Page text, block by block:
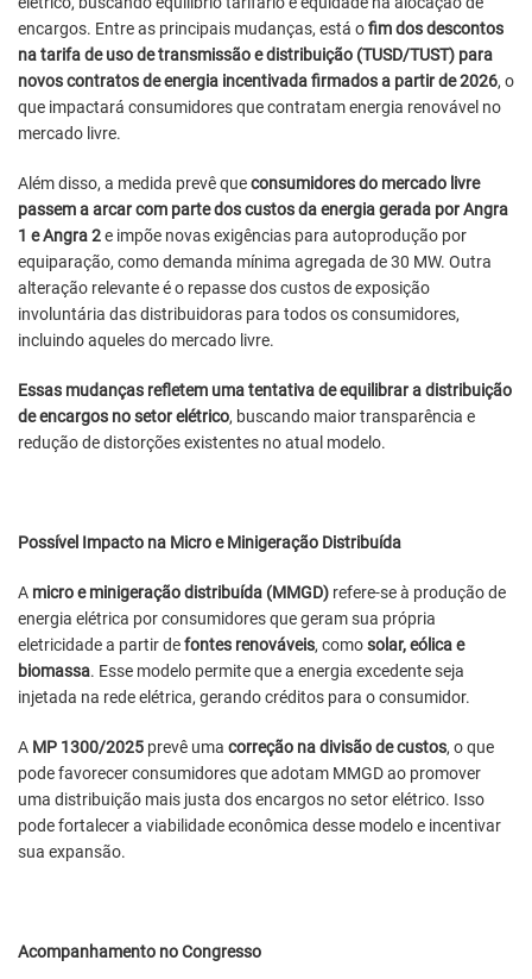
encargos. Entre as principais mudanças, está ofim dos descontos
na tarifa de uso de transmissão e distribuição (TUSD/TUST) para
novos contratos de energia incentivada firmados a partir de 2026, o
que impactará consumidores que contratam energia renovável no
mercado livre.
Além disso, a medida prevê queconsumidores do mercado livre
passem a arcar com parte dos custos da energia gerada por Angra
1 e Angra 2e impõe novas exigências para autoprodução por
equiparação, como demanda mínima agregada de 30 MW. Outra
alteração relevante é o repasse dos custos de exposição
involuntária das distribuidoras para todos os consumidores,
incluindo aqueles do mercado livre.
Essas mudanças refletem uma tentativa de equilibrar a distribuição
de encargos no setor elétrico, buscando maior transparência e
redução de distorções existentes no atual modelo.
Possível Impacto na Micro e Minigeração Distribuída
A micro e minigeração distribuída (MMGD) refere-se à produção de
energia elétrica por consumidores que geram sua própria
eletricidade a partir defontes renováveis, comosolar, eólica e
biomassa. Esse modelo permite que a energia excedente seja
injetada na rede elétrica, gerando créditos para o consumidor.
A MP 1300/2025 prevê uma correção na divisão de custos, o que
pode favorecer consumidores que adotam MMGD ao promover
uma distribuição mais justa dos encargos no setor elétrico. Isso
pode fortalecer a viabilidade econômica desse modelo e incentivar
sua expansão.
Acompanhamento no Congresso